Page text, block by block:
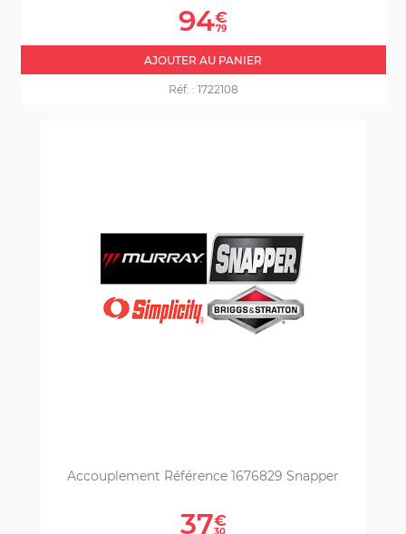
Prix
94€
79
AJOUTER AU PANIER
Réf. : 1722108
Accouplement Référence 1676829 Snapper
Prix
37€
30